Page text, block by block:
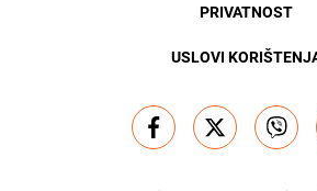
PRIVATNOST
USLOVI